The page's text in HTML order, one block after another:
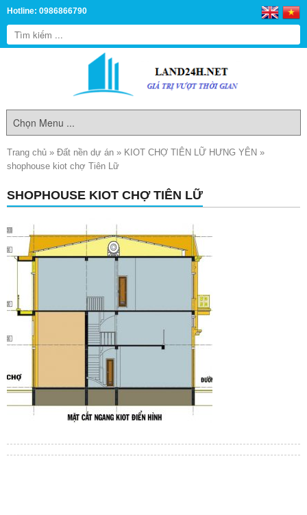
Hotline: 0986866790
Trang chủ » Đất nền dự án » KIOT CHỢ TIÊN LỮ HƯNG YÊN »
shophouse kiot chợ Tiên Lữ
SHOPHOUSE KIOT CHỢ TIÊN LỮ